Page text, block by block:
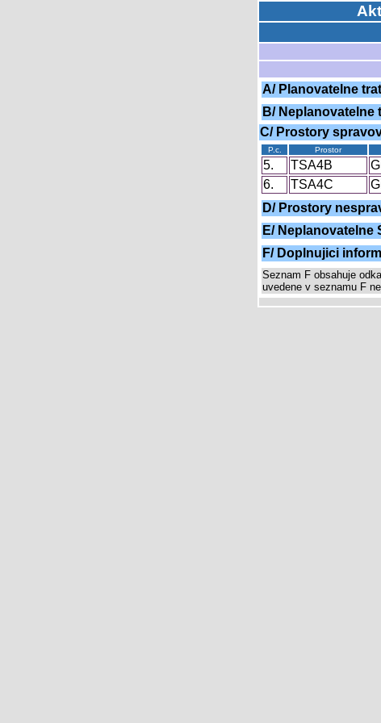
A/ Planovatelne
B/ Neplanovatelne
C/ Prostory
P.c. Prostor
5. TSA4B
6.
TSA4C
D/ Prostory
E/ Neplanovatelne
F/ Doplnujici
Seznam F obsahuje
uvedene v seznamu F